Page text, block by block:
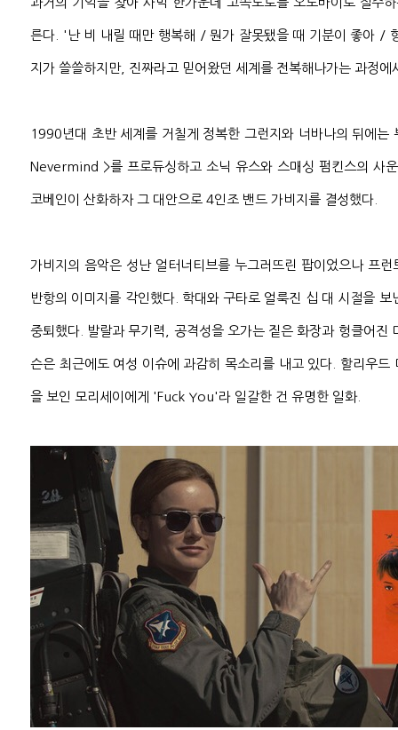
른다. '난 비 내릴 때만 행복해 / 뭔가 잘못됐을 때 기분이 좋아 /
지가 쓸쓸하지만, 진짜라고 믿어왔던 세계를 전복해나가는 과정에
1990년대 초반 세계를 거칠게 정복한 그런지와 너바나의 뒤에
Nevermind >를 프로듀싱하고 소닉 유스와 스매싱 펌킨스의 사
코베인이 산화하자 그 대안으로 4인조 밴드 가비지를 결성했다.
가비지의 음악은 성난 얼터너티브를 누그러뜨린 팝이었으나 프
반항의 이미지를 각인했다. 학대와 구타로 얼룩진 십 대 시절을
중퇴했다. 발랄과 무기력, 공격성을 오가는 짙은 화장과 헝클어진
슨은 최근에도 여성 이슈에 과감히 목소리를 내고 있다. 할리우드
을 보인 모리세이에게 'Fuck You'라 일갈한 건 유명한 일화.